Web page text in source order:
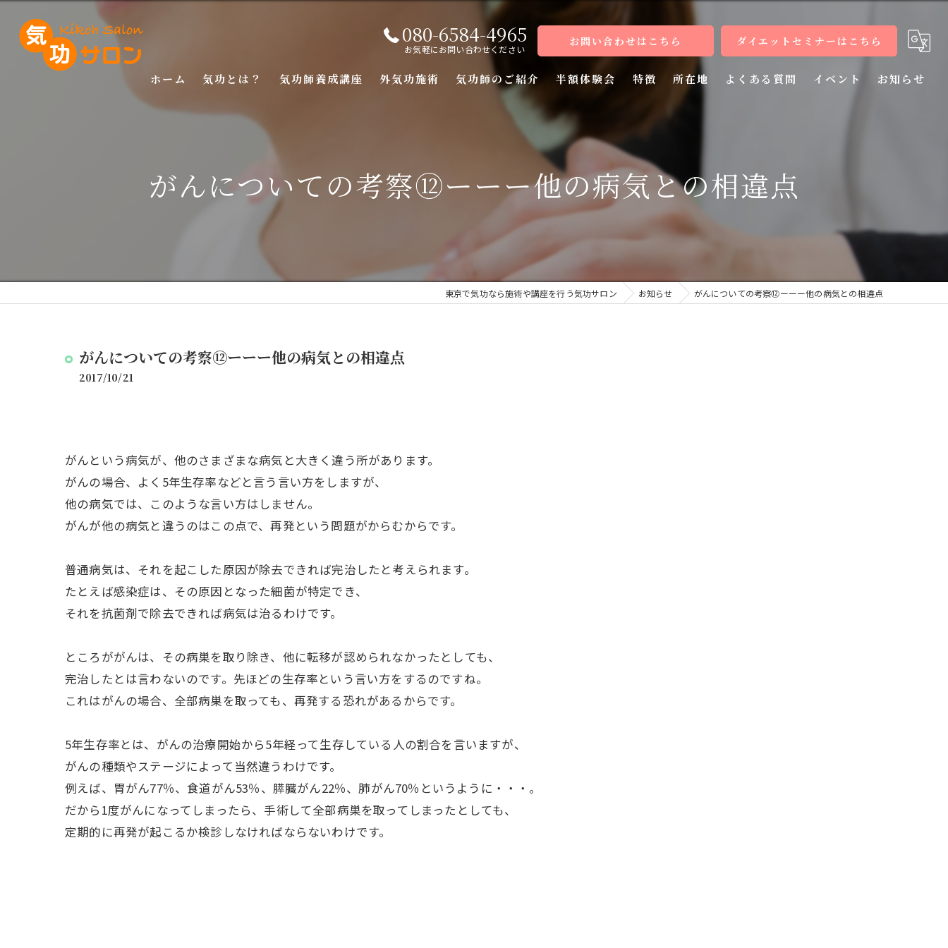
080-6584-4965
お気軽にお問い合わせください
お問い合わせはこちら ダイエットセミナーはこちら
ホーム 気功とは？ 気功師養成講座
応用講座
外気功施術 気功師のご紹介 半額体験会 特徴
病気
教室
所在地 よくある質問 イベント お知らせ
がんについての考察⑫ーーー他の病気との相違点
東京で気功なら施術や講座を行う気功サロン お知らせ がんについての考察⑫ーーー他の病気との相違点
がんについての考察⑫ーーー他の病気との相違点
2017/10/21
がんという病気が、他のさまざまな病気と大きく違う所があります。
がんの場合、よく5年生存率などと言う言い方をしますが、
他の病気では、このような言い方はしません。
がんが他の病気と違うのはこの点で、再発という問題がからむからです。
普通病気は、それを起こした原因が除去できれば完治したと考えられます。
たとえば感染症は、その原因となった細菌が特定でき、
それを抗菌剤で除去できれば病気は治るわけです。
ところががんは、その病巣を取り除き、他に転移が認められなかったとしても、
完治したとは言わないのです。先ほどの生存率という言い方をするのですね。
これはがんの場合、全部病巣を取っても、再発する恐れがあるからです。
5年生存率とは、がんの治療開始から5年経って生存している人の割合を言いますが、
がんの種類やステージによって当然違うわけです。
例えば、胃がん77％、食道がん53％、膵臓がん22％、肺がん70％というように・・・。
だから1度がんになってしまったら、手術して全部病巣を取ってしまったとしても、
定期的に再発が起こるか検診しなければならないわけです。